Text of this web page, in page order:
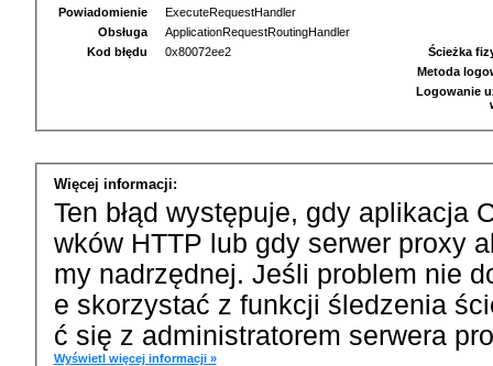
Powiadomienie
ExecuteRequestHandler
Obsługa
ApplicationRequestRoutingHandler
Kod błędu
0x80072ee2
Ścieżka
Metoda
Logowanie
Więcej informacji:
Ten błąd występuje, gdy aplikacja
wków HTTP lub gdy serwer proxy
my nadrzędnej. Jeśli problem nie
e skorzystać z funkcji śledzenia
ć się z administratorem serwera
Wyświetl więcej informacji »